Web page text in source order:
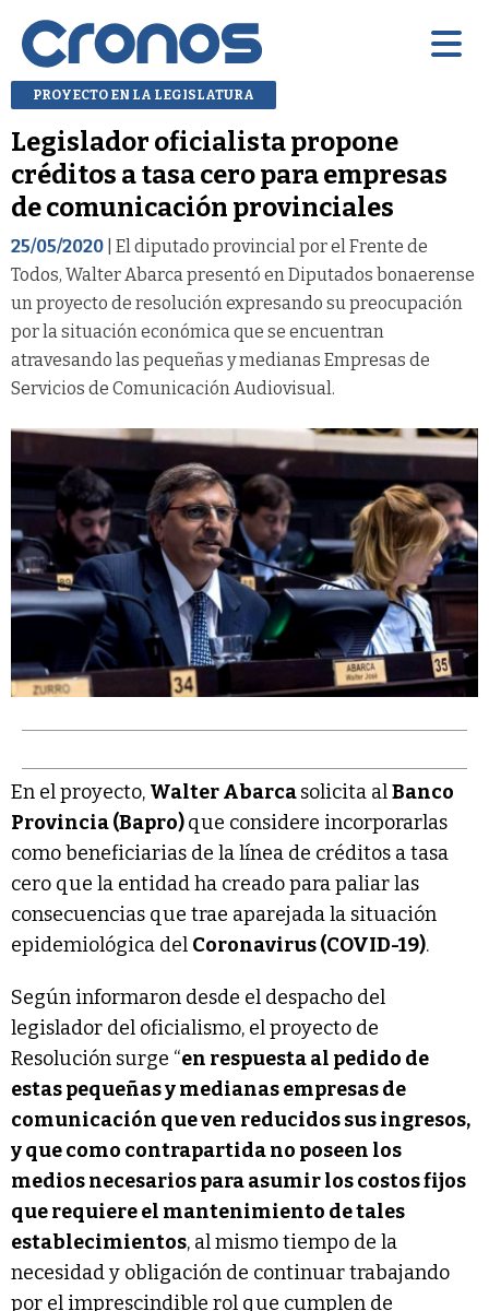
PROYECTO EN LA LEGISLATURA
Legislador oficialista propone
créditos a tasa cero para empresas
de comunicación provinciales
25/05/2020 | El diputado provincial por el Frente de
Todos, Walter Abarca presentó en Diputados bonaerense
un proyecto de resolución expresando su preocupación
por la situación económica que se encuentran
atravesando las pequeñas y medianas Empresas de
Servicios de Comunicación Audiovisual.
En el proyecto, Walter Abarcasolicita alBanco
Provincia (Bapro)que considere incorporarlas
como beneficiarias de la línea de créditos a tasa
cero que la entidad ha creado para paliar las
consecuencias que trae aparejada la situación
epidemiológica del Coronavirus (COVID-19).
Según informaron desde el despacho del
legislador del oficialismo, el proyecto de
Resolución surge “en respuesta al pedido de
estas pequeñas y medianas empresas de
comunicación que ven reducidos sus ingresos,
y que como contrapartida no poseen los
medios necesarios para asumir los costos fijos
que requiere el mantenimiento de tales
establecimientos, al mismo tiempo de la
necesidad y obligación de continuar trabajando
por el imprescindible rol que cumplen de